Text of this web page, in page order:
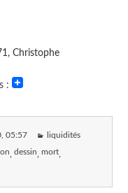
Christophe
:
, 05:57 liquidités
dessin mort